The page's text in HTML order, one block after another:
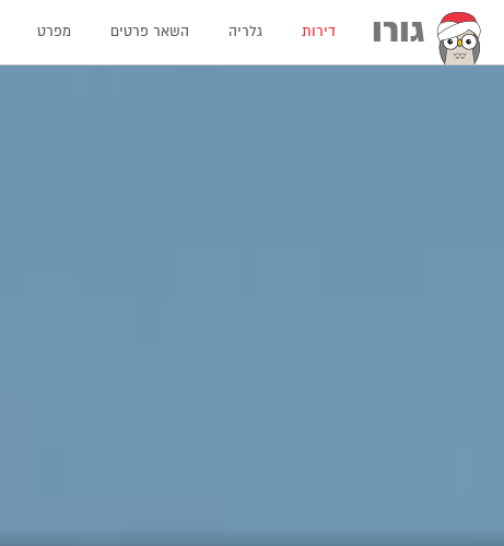
גורו דירות גלריה השאר פרטים מפרט